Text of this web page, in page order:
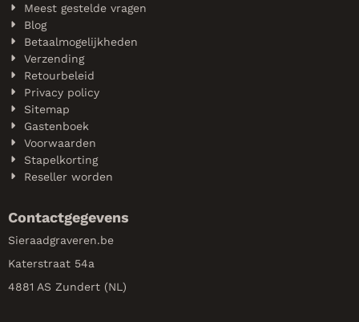
Meest gestelde vragen
Blog
Betaalmogelijkheden
Verzending
Retourbeleid
Privacy policy
Sitemap
Gastenboek
Voorwaarden
Stapelkorting
Reseller worden
Contactgegevens
Sieraadgraveren.be
Katerstraat 54a
4881 AS Zundert (NL)